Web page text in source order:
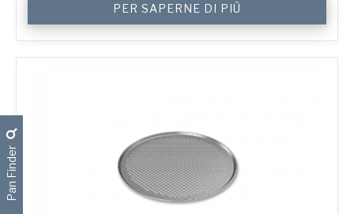
Pizza
Tray
quantità
PER SAPERNE DI PIÙ
Pan Finder